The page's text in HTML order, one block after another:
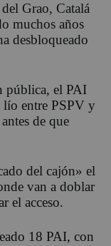
Grao, Catalá
muchos años
desbloqueado
pública, el PAI
lío entre PSPV y
de que
del cajón» el
van a doblar
el acceso.
18 PAI, con